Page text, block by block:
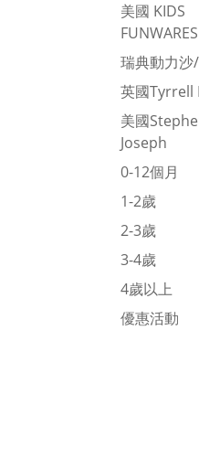
美國 KIDS
FUNWARES
瑞典動力
英國Tyrrell
美國
Joseph
0-12個月
1-2歲
2-3歲
3-4歲
4歲以上
優惠活動